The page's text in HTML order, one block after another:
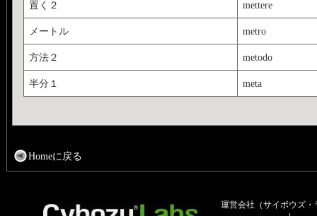
置く２ mettere
メートル metro
方法２ metodo
半分１ meta
Homeに戻る
運営会社（サイボウズ・